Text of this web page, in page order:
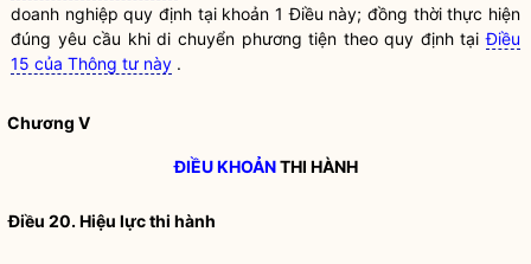
doanh nghiệp quy định tại khoản 1 Điều này; đồng thời thực hiện
đúng yêu cầu khi di chuyển phương tiện theo quy định tạiĐiều
15 của Thông tư này .
Chương V
ĐIỀU KHOẢNTHI HÀNH
Điều 20. Hiệu lực thi hành